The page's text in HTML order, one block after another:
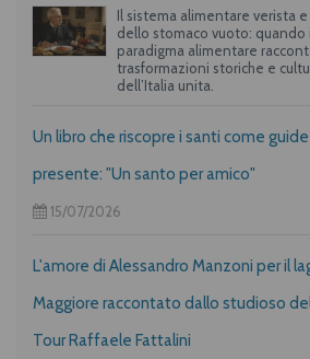
Il sistema alimentare verista
dello stomaco vuoto: quando
paradigma alimentare
trasformazioni storiche e
dell’Italia unita.
Un libro che riscopre i santi come
presente: "Un santo per amico"
15/07/2026
L'amore di Alessandro Manzoni per il
Maggiore raccontato dallo studioso
Tour Raffaele Fattalini